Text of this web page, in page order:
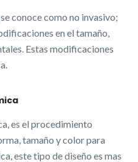
conoce como no invasivo;
en el tamaño,
Estas modificaciones
es el procedimiento
tamaño y color para
este tipo de diseño es mas